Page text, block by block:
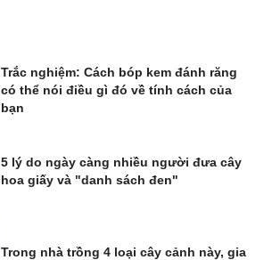
Trắc nghiệm: Cách bóp kem đánh răng
có thể nói điều gì đó về tính cách của
bạn
5 lý do ngày càng nhiều người đưa cây
hoa giấy và "danh sách đen"
Trong nhà trồng 4 loại cây cảnh này, gia